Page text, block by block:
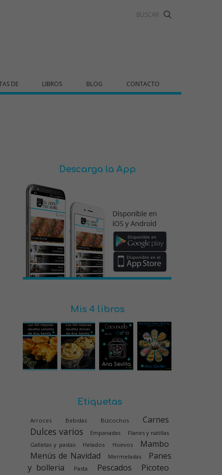
DE LIBROS BLOG CONTACTO
Descarga la App
Mis 4 libros
Etiquetas
Arroces Bebidas Bizcochos Carnes
Dulces varios Empanadas
Flanes y natillas
Galletas y pastas
Helados Huevos
Mambo
Menús de Navidad
Mermeladas
Panes
y bolleria
Pasta Pescados Picoteo